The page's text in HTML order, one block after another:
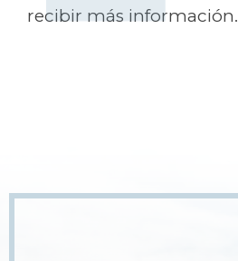
recibir más información.